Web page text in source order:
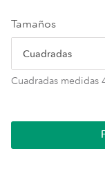
Tamaños
Cuadradas
Cuadradas medidas